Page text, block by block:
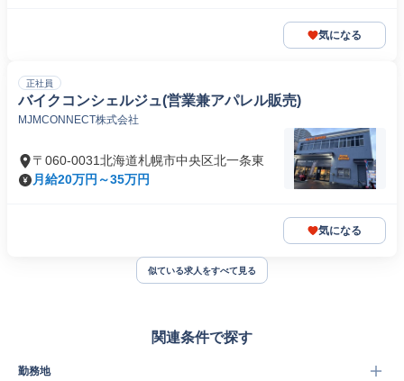
気になる
正社員
バイクコンシェルジュ(営業兼アパレル販売)
MJMCONNECT株式会社
〒060-0031北海道札幌市中央区北一条東
月給20万円～35万円
気になる
似ている求人をすべて見る
関連条件で探す
勤務地